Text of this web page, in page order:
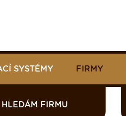
SYSTÉMY FIRMY
HLEDÁM FIRMU